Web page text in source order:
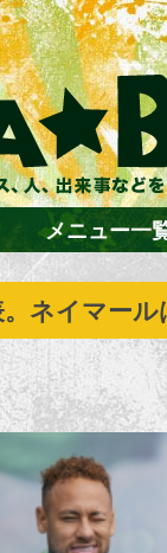
ホーム
ファション
エンターテイメ
グルメ
メニュー一
ネイマー